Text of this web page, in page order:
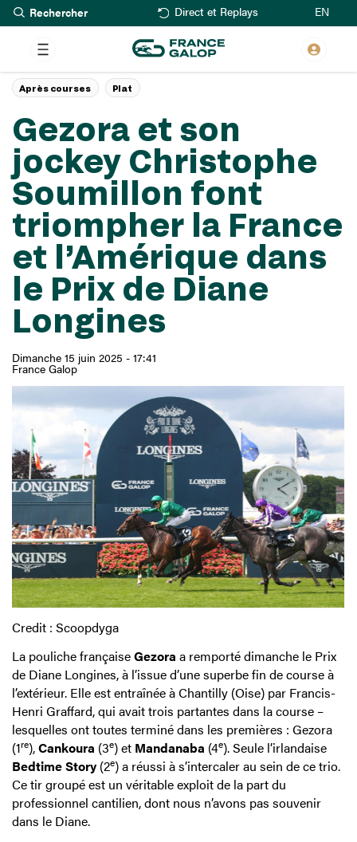
Aller
au
contenu
principal
Rechercher Direct et Replays EN
Gezora et son
jockey Christophe
Soumillon font
triompher la France
et l’Amérique dans
le Prix de Diane
Longines
Dimanche 15 juin 2025 - 17:41
France Galop
Après courses Plat
Credit : Scoopdyga
La pouliche françaiseGezora a remporté dimanche le Prix
de Diane Longines, à l’issue d’une superbe fin de course à
l’extérieur. Elle est entraînée à Chantilly (Oise) par Francis-
Henri Graffard, qui avait trois partantes dans la course –
lesquelles ont toutes terminé dans les premières : Gezora
(1re),Cankoura (3e) et Mandanaba (4e). Seule l’irlandaise
Bedtime Story (2e) a réussi à s’intercaler au sein de ce trio.
Ce tir groupé est un véritable exploit de la part du
professionnel cantilien, dont nous n’avons pas souvenir
dans le Diane.